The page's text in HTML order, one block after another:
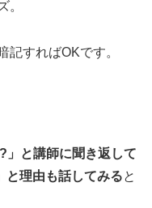
。
記すればOKです。
」と講師に聞き返して
と理由も話してみると